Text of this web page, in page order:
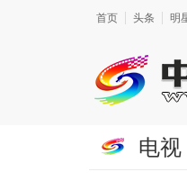
首页 头条 明
电视